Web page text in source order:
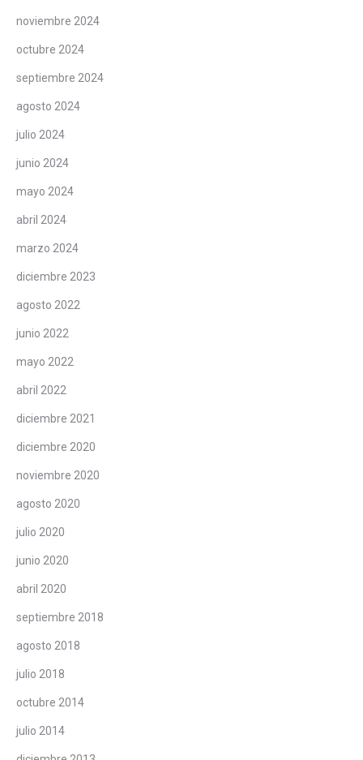
noviembre 2024
octubre 2024
septiembre 2024
agosto 2024
julio 2024
junio 2024
mayo 2024
abril 2024
marzo 2024
diciembre 2023
agosto 2022
junio 2022
mayo 2022
abril 2022
diciembre 2021
diciembre 2020
noviembre 2020
agosto 2020
julio 2020
junio 2020
abril 2020
septiembre 2018
agosto 2018
julio 2018
octubre 2014
julio 2014